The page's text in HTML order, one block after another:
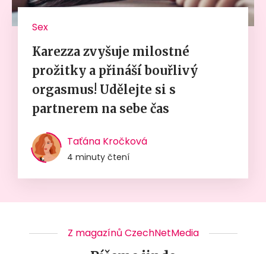
Sex
Karezza zvyšuje milostné
prožitky a přináší bouřlivý
orgasmus! Udělejte si s
partnerem na sebe čas
Taťána Kročková
4 minuty čtení
Z magazínů CzechNetMedia